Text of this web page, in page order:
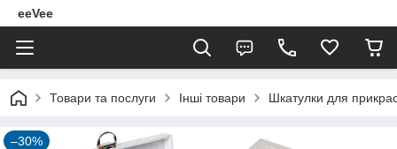
eeVee
Товари та послуги Інші товари Шкатулки для
–30%